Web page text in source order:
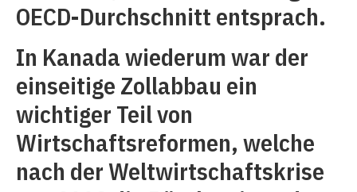
OECD-Durchschnitt entsprach.
In Kanada wiederum war der
einseitige Zollabbau ein
wichtiger Teil von
Wirtschaftsreformen, welche
nach der Weltwirtschaftskrise